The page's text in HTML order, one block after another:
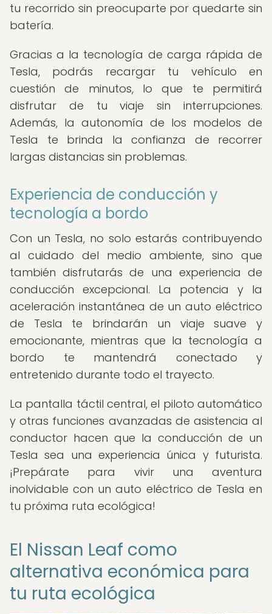
tu recorrido sin preocuparte por quedarte sin
batería.
Gracias a la tecnología de carga rápida de
Tesla, podrás recargar tu vehículo en
cuestión de minutos, lo que te permitirá
disfrutar de tu viaje sin interrupciones.
Además, la autonomía de los modelos de
Tesla te brinda la confianza de recorrer
largas distancias sin problemas.
Experiencia de conducción y
tecnología a bordo
Con un Tesla, no solo estarás contribuyendo
al cuidado del medio ambiente, sino que
también disfrutarás de una experiencia de
conducción excepcional. La potencia y la
aceleración instantánea de un auto eléctrico
de Tesla te brindarán un viaje suave y
emocionante, mientras que la tecnología a
bordo te mantendrá conectado y
entretenido durante todo el trayecto.
La pantalla táctil central, el piloto automático
y otras funciones avanzadas de asistencia al
conductor hacen que la conducción de un
Tesla sea una experiencia única y futurista.
¡Prepárate para vivir una aventura
inolvidable con un auto eléctrico de Tesla en
tu próxima ruta ecológica!
El Nissan Leaf como
alternativa económica para
tu ruta ecológica